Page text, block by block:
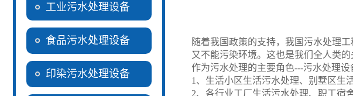
工业污水处理设备
食品污水处理设备
印染污水处理设备
随着我国政策的支持，我国污水处理
又不能污染环境。这也是我们全人类的
作为污水处理的主要角色---污水处理设
1 、生活小区生活污水处理、别墅区生
2、各行业工厂生活污水处理、职工宿